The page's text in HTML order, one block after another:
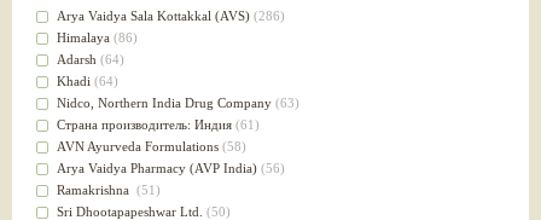
Лечит опухоли и отеки(46)
Для медитации
выводит токсины
Для здоровья печени
Для тела(39)
для очищения крови(38)
При диабете(38)
Антиоксидант(37)
Для Капха(Кафа) доши
От паразитов(37)
Arya Vaidya Sala Kottakkal (AVS) (286)
Himalaya (86)
Adarsh (64)
Khadi (64)
Nidсo, Northern India Drug Company (63)
Страна производитель: Индия (61)
AVN Ayurveda Formulations (58)
Arya Vaidya Pharmacy (AVP India) (56)
Ramakrishna (51)
Sri Dhootapapeshwar Ltd.
(50)